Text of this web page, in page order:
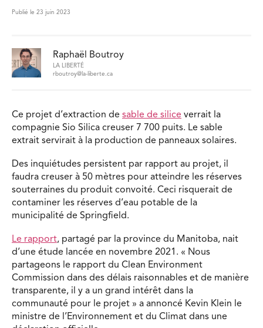
Publié le 23 juin 2023
Raphaël Boutroy
LA LIBERTÉ
rboutroy@la-liberte.ca
Ce projet d’extraction de sable de silice verrait la
compagnie Sio Silica creuser 7 700 puits. Le sable
extrait servirait à la production de panneaux solaires.
Des inquiétudes persistent par rapport au projet, il
faudra creuser à 50 mètres pour atteindre les réserves
souterraines du produit convoité. Ceci risquerait de
contaminer les réserves d’eau potable de la
municipalité de Springfield.
Le rapport, partagé par la province du Manitoba, nait
d’une étude lancée en novembre 2021. « Nous
partageons le rapport du Clean Environment
Commission dans des délais raisonnables et de manière
transparente, il y a un grand intérêt dans la
communauté pour le projet » a annoncé Kevin Klein le
ministre de l’Environnement et du Climat dans une